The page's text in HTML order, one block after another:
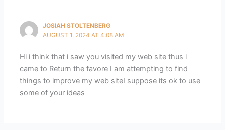
JOSIAH STOLTENBERG
AUGUST 1, 2024 AT 4:08 AM
Hi i think that i saw you visited my web site thus i
came to Return the favore I am attempting to find
things to improve my web siteI suppose its ok to use
some of your ideas